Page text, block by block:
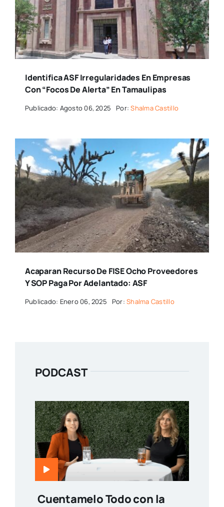
Identifica ASF Irregularidades En Empresas
Con “focos De Alerta” En Tamaulipas
Publicado: Agosto 06, 2025 Por:Shalma Castillo
Acaparan Recurso De FISE Ocho Proveedores
Y SOP Paga Por Adelantado: ASF
Publicado: Enero 06, 2025 Por:Shalma Castillo
PODCAST
Cuentamelo Todo con la